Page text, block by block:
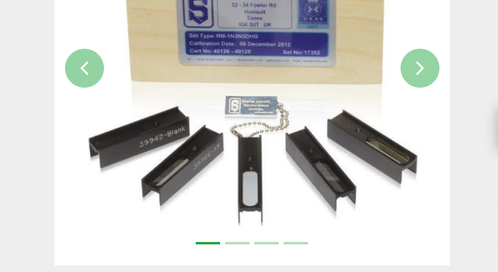
Previous Next